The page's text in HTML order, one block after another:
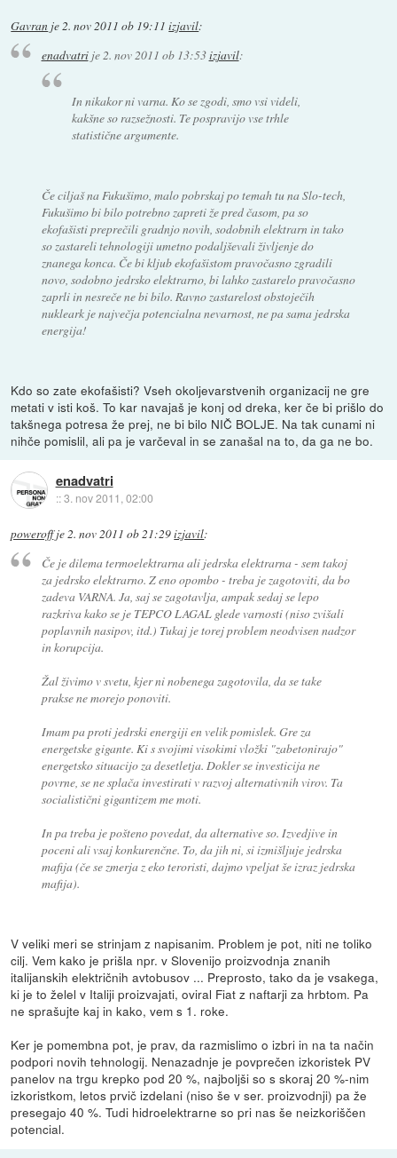
Gavran je2. nov 2011 ob 19:11 izjavil:
enadvatrije2. nov 2011 ob 13:53izjavil:
In nikakor ni varna. Ko se zgodi, smo vsi videli,
kakšne so razsežnosti. Te pospravijo vse trhle
statistične argumente.
Če ciljaš na Fukušimo, malo pobrskaj po temah tu na Slo-tech,
Fukušimo bi bilo potrebno zapreti že pred časom, pa so
ekofašisti preprečili gradnjo novih, sodobnih elektrarn in tako
so zastareli tehnologiji umetno podaljševali življenje do
znanega konca. Če bi kljub ekofašistom pravočasno zgradili
novo, sodobno jedrsko elektrarno, bi lahko zastarelo pravočasno
zaprli in nesreče ne bi bilo. Ravno zastarelost obstoječih
nukleark je največja potencialna nevarnost, ne pa sama jedrska
energija!
Kdo so zate ekofašisti? Vseh okoljevarstvenih organizacij ne gre
metati v isti koš. To kar navajaš je konj od dreka, ker če bi prišlo do
takšnega potresa že prej, ne bi bilo NIČ BOLJE. Na tak cunami ni
nihče pomislil, ali pa je varčeval in se zanašal na to, da ga ne bo.
enadvatri
::3. nov 2011, 02:00
poweroffje2. nov 2011 ob 21:29izjavil:
Če je dilema termoelektrarna ali jedrska elektrarna - sem takoj
za jedrsko elektrarno. Z eno opombo - treba je zagotoviti, da bo
zadeva VARNA. Ja, saj se zagotavlja, ampak sedaj se lepo
razkriva kako se je TEPCO LAGAL glede varnosti (niso zvišali
poplavnih nasipov, itd.) Tukaj je torej problem neodvisen nadzor
in korupcija.
Žal živimo v svetu, kjer ni nobenega zagotovila, da se take
prakse ne morejo ponoviti.
Imam pa proti jedrski energiji en velik pomislek. Gre za
energetske gigante. Ki s svojimi visokimi vložki "zabetonirajo"
energetsko situacijo za desetletja. Dokler se investicija ne
povrne, se ne splača investirati v razvoj alternativnih virov. Ta
socialistični gigantizem me moti.
In pa treba je pošteno povedat, da alternative so. Izvedjive in
poceni ali vsaj konkurenčne. To, da jih ni, si izmišljuje jedrska
mafija (če se zmerja z eko teroristi, dajmo vpeljat še izraz jedrska
mafija).
V veliki meri se strinjam z napisanim. Problem je pot, niti ne toliko
cilj. Vem kako je prišla npr. v Slovenijo proizvodnja znanih
italijanskih električnih avtobusov ... Preprosto, tako da je vsakega,
ki je to želel v Italiji proizvajati, oviral Fiat z naftarji za hrbtom. Pa
ne sprašujte kaj in kako, vem s 1. roke.
Ker je pomembna pot, je prav, da razmislimo o izbri in na ta način
podpori novih tehnologij. Nenazadnje je povprečen izkoristek PV
panelov na trgu krepko pod 20 %, najboljši so s skoraj 20 %-nim
izkoristkom, letos prvič izdelani (niso še v ser. proizvodnji) pa že
presegajo 40 %. Tudi hidroelektrarne so pri nas še neizkoriščen
potencial.